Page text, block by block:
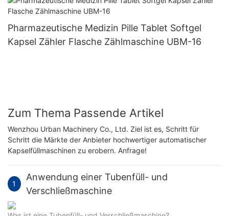
Pharmazeutische Medizin Pille Tablet Softgel
Kapsel Zähler Flasche Zählmaschine UBM-16
Zum Thema Passende Artikel
Wenzhou Urban Machinery Co., Ltd. Ziel ist es, Schritt für
Schritt die Märkte der Anbieter hochwertiger automatischer
Kapselfüllmaschinen zu erobern. Anfrage!
1
Anwendung einer Tubenfüll- und
Verschließmaschine